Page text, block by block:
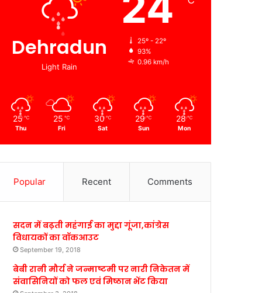
Dehradun
Light Rain
25º - 22º
93%
0.96 km/h
25 ℃
Thu
25 ℃
Fri
30 ℃
Sat
29 ℃
Sun
28 ℃
Mon
Popular Recent Comments
सदन में बढ़ती महंगाई का मुद्दा गूंजा,कांग्रेस
विधायकों का वॉकआउट
September 19, 2018
बेबी रानी मौर्य ने जन्माष्टमी पर नारी निकेतन में
संवासिनियों को फल एवं मिष्ठान भेंट किया